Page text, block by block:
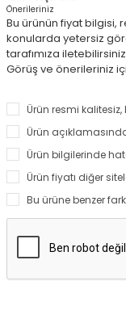
Önerileriniz
Bu ürünün fiyat bilgisi,
konularda yetersiz
tarafımıza
Görüş ve önerileriniz
Ürün resmi
Ürün
Ürün bilgilerinde
Ürün fiyatı diğer
Bu ürüne benzer